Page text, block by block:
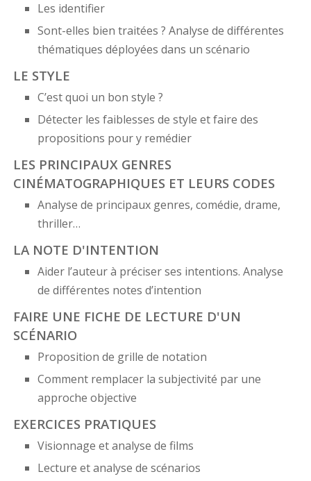
Les identifier
Sont-elles bien traitées ? Analyse de différentes
thématiques déployées dans un scénario
LE STYLE
C’est quoi un bon style ?
Détecter les faiblesses de style et faire des
propositions pour y remédier
LES PRINCIPAUX GENRES
CINÉMATOGRAPHIQUES ET LEURS CODES
Analyse de principaux genres, comédie, drame,
thriller…
LA NOTE D'INTENTION
Aider l’auteur à préciser ses intentions. Analyse
de différentes notes d’intention
FAIRE UNE FICHE DE LECTURE D'UN
SCÉNARIO
Proposition de grille de notation
Comment remplacer la subjectivité par une
approche objective
EXERCICES PRATIQUES
Visionnage et analyse de films
Lecture et analyse de scénarios